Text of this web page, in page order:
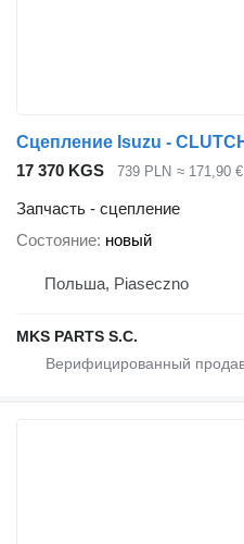
17 370 KGS 739 PLN ≈ 171,90 €
Запчасть - сцепление
Состояние новый
Польша, Piaseczno
MKS PARTS S.C.